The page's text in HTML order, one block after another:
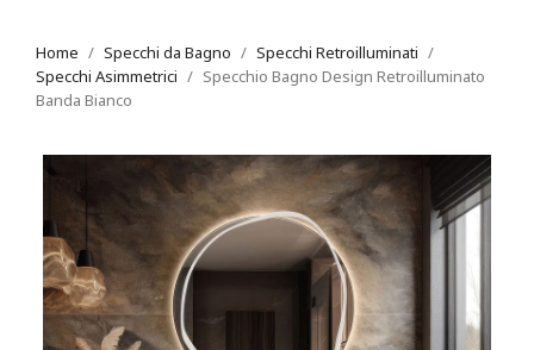
Home Specchi da Bagno
Specchi Retroilluminati
Specchi Asimmetrici
Specchio Bagno Design Retroilluminato
Banda Bianco